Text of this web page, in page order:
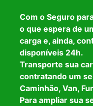
Com o Seguro
o que espera de
carga e, ainda,
disponíveis 24h.
Transporte sua
contratando um
Caminhão, Van,
Para ampliar sua